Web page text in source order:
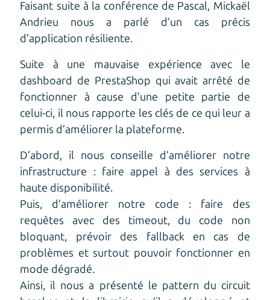
Faisant suite à la conférence de Pascal, Mickaël
Andrieu nous a parlé d’un cas précis
d’application résiliente.
Suite à une mauvaise expérience avec le
dashboard de PrestaShop qui avait arrêté de
fonctionner à cause d’une petite partie de
celui-ci, il nous rapporte les clés de ce qui leur a
permis d’améliorer la plateforme.
D’abord, il nous conseille d’améliorer notre
infrastructure : faire appel à des services à
haute disponibilité.
Puis, d’améliorer notre code : faire des
requêtes avec des timeout, du code non
bloquant, prévoir des fallback en cas de
problèmes et surtout pouvoir fonctionner en
mode dégradé.
Ainsi, il nous a présenté le pattern du circuit